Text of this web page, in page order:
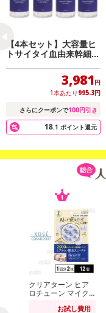
【4本セット】大容量ヒ
トサイタイ血由来幹細胞
3,981 円
1本あたり 995.3円
さらにクーポンで100円引き
18.1 ポイント還元
クリアターン ヒア
ロチューン マイク
分(2枚入)お試し費用